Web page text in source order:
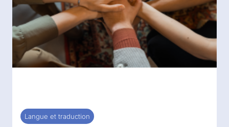
Langue et traduction
Langue et traduction